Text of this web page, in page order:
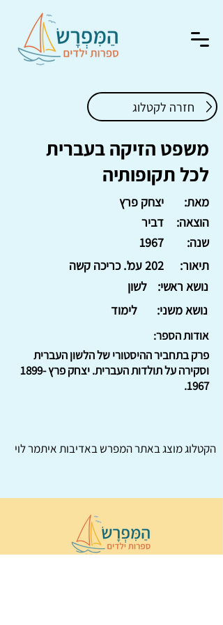
חזרה לקטלוג
משפט הזיקה בעברית
לכל תקופותיה
יצחק פרץ
מאת:
דביר
הוצאה:
1967
שנה:
202 עמ'. כריכה קשה
תיאור:
לשון
נושא ראשי:
לימוד
נושא משני:
אודות הספר:
פרק בתחביר ההיסטורי של הלשון העברית
וסקירה על תולדות העברית. יצחק פרץ1899-
1967
.
הקטלוג מוצג באתרהמפרשבאדיבות איתמר לוי